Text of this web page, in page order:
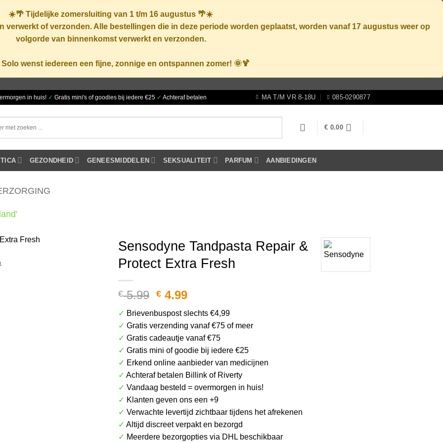
☀️🌴 Tijdelijke zomersluiting van 1 t/m 16 augustus 🌴☀️
verwerkt of verzonden. Alle bestellingen die in deze periode worden geplaatst, worden vanaf 17 augustus weer op
volgorde van binnenkomst verwerkt en verzonden.
wenst iedereen een fijne, zonnige en ontspannen zomer! 🌞🍹
in huis! ✓ Gratis mini's of goodies bij iedere €25 ✓ Achteraf betalen MA T/M VR 8-18U 085-0290877
€ 0.00
GEZONDHEID GENEESMIDDELEN SEKSUALITEIT PARFUM AANBIEDINGEN
Het plaatje kan afwijken van het daadwerkelijke product.
Sensodyne Tandpasta Repair &
Protect Extra Fresh
€5.99 Oorspronkelijke
was:
€ 5.99.
€ 4.99Huidige
is:
€ 4.99.
✓ Brievenbuspost slechts €4,99
✓ Gratis verzending vanaf €75 of meer
✓ Gratis cadeautje vanaf €75
✓ Gratis mini of goodie bij iedere €25
✓ Erkend online aanbieder van medicijnen
✓ Achteraf betalen Billink of Riverty
✓ Vandaag besteld = overmorgen in huis!
✓ Klanten geven ons een +9
✓ Verwachte levertijd zichtbaar tijdens het afrekenen
✓ Altijd discreet verpakt en bezorgd
✓ Meerdere bezorgopties via DHL beschikbaar